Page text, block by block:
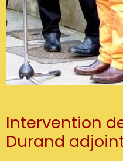
Intervention
Durand